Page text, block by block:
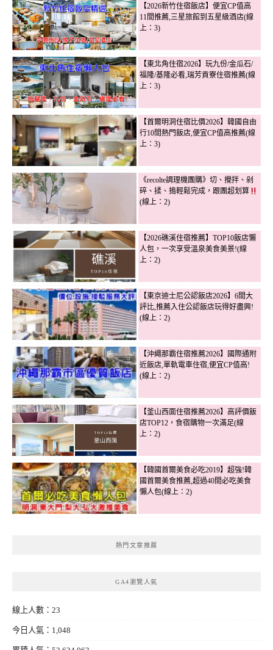
【2026新竹住宿飯店】便宜CP值高
11間推薦,三星旅館到五星級酒店(線
上：3)
【東北角住宿2026】玩九份/金瓜石/
福隆/基隆必看,瑞芳貢寮住宿推薦(線
上：3)
【首爾明洞住宿比價2026】韓國自由
行10間熱門飯店,便宜CP值高推薦(線
上：3)
《recolte調理機團購》切、攪拌、剁
碎、揉、搗輕鬆完成，跟團超划算
(線上：2)
【2026礁溪住宿推薦】TOP10飯店懶
人包，一次享受溫泉美食美景!(線
上：2)
【東京迪士尼公認飯店2026】6間大
評比,推薦入住公認飯店玩得好盡興!
(線上：2)
【沖繩那霸住宿推薦2026】國際通附
近飯店,單軌電車住宿,便宜CP值高!
(線上：2)
【釜山西面住宿推薦2026】高評價飯
店TOP12，食宿購物一次滿足(線
上：2)
【韓國首爾美食必吃2019】超強!韓
國首爾美食推薦,超過40間必吃美食
懶人包(線上：2)
熱門文章推薦
GA4瀏覽人氣
線上人數：23
今日人氣：1,048